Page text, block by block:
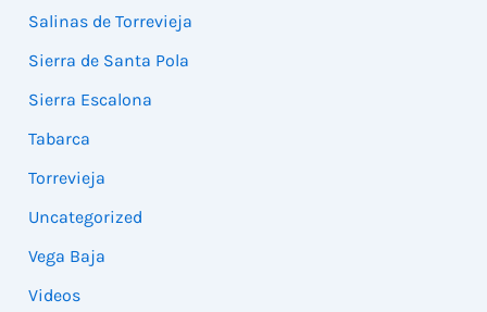
Salinas de Torrevieja
Sierra de Santa Pola
Sierra Escalona
Tabarca
Torrevieja
Uncategorized
Vega Baja
Videos